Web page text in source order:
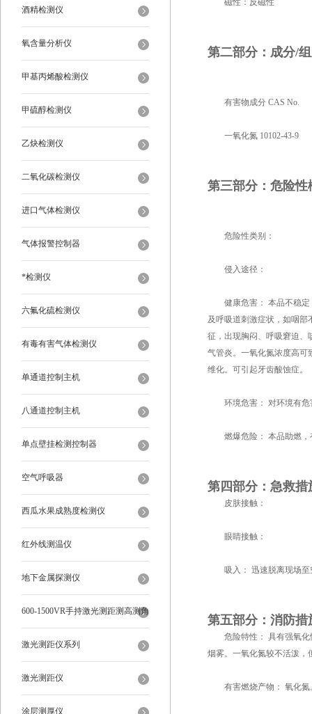
酒精检测仪
氧含量分析仪
甲基丙烯酸检测仪
甲硫醇检测仪
乙炔检测仪
二氧化碳检测仪
进口气体检测仪
气体报警控制器
*检测仪
六氟化硫检测仪
有毒有害气体检测仪
单通道控制主机
八通道控制主机
单点壁挂检测控制器
空气呼吸器
西瓜水果成熟度检测仪
红外线测温仪
地下金属探测仪
600-1500VR手持激光测距测高测角
多功能
激光测距仪系列
激光测距仪
涂层测厚仪
磁性：反磁性
第二部分：成分/
有害物成分 CAS No.
一氧化氮 10102-43-9
第三部分：危险性
危险性类别：
侵入途径：
健康危害： 本品不稳定
及呼吸道刺激症状，如咽
征，出现胸闷、呼吸窘迫、
气管炎。一氧化氮浓度高可
维化。可引起牙齿酸蚀症。
环境危害： 对环境有危
燃爆危险： 本品助燃，
第四部分：急救措
皮肤接触：
眼睛接触：
吸入： 迅速脱离现场至
第五部分：消防措
危险特性： 具有强氧化
烟雾。一氧化氮较不活泼，
有害燃烧产物： 氧化氮